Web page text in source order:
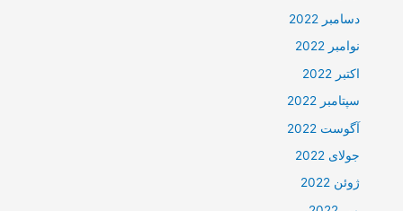
دسامبر 2022
نوامبر 2022
اکتبر 2022
سپتامبر 2022
آگوست 2022
جولای 2022
ژوئن 2022